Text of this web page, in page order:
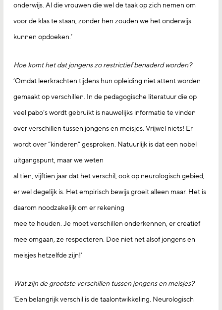
onderwijs. Al die vrouwen die wel de taak op zich nemen om
voor de klas te staan, zonder hen zouden we het onderwijs
kunnen opdoeken.’
Hoe komt het dat jongens zo restrictief benaderd worden?
‘Omdat leerkrachten tijdens hun opleiding niet attent worden
gemaakt op verschillen. In de pedagogische literatuur die op
veel pabo’s wordt gebruikt is nauwelijks informatie te vinden
over verschillen tussen jongens en meisjes. Vrijwel niets! Er
wordt over “kinderen” gesproken. Natuurlijk is dat een nobel
uitgangspunt, maar we weten
al tien, vijftien jaar dat het verschil, ook op neurologisch gebied,
er wel degelijk is. Het empirisch bewijs groeit alleen maar. Het is
daarom noodzakelijk om er rekening
mee te houden. Je moet verschillen onderkennen, er creatief
mee omgaan, ze respecteren. Doe niet net alsof jongens en
meisjes hetzelfde zijn!’
Wat zijn de grootste verschillen tussen jongens en meisjes?
‘Een belangrijk verschil is de taalontwikkeling. Neurologisch